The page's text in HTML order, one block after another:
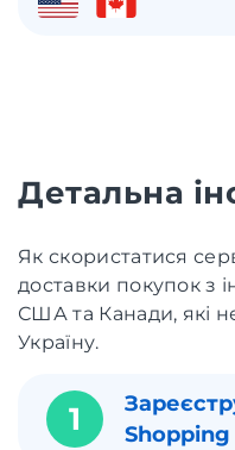
Детальна
Як скористатися
доставки покупок з
США та Канади, які
Україну.
1
Shopping